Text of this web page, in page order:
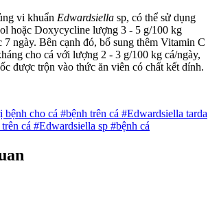
vi khuẩn Edwardsiella sp, có thể sử dụng
hoặc Doxycycline lượng 3 - 5 g/100 kg
7 ngày. Bên cạnh đó, bổ sung thêm Vitamin C
cho cá với lượng 2 - 3 g/100 kg cá/ngày,
được trộn vào thức ăn viên có chất kết dính.
bệnh cho cá #bệnh trên cá #Edwardsiella tarda
cá #Edwardsiella sp #bệnh cá